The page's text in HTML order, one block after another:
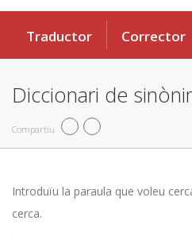
Traductor Corrector
Diccionari de
Compartiu
Introduïu la paraula que voleu
cerca.